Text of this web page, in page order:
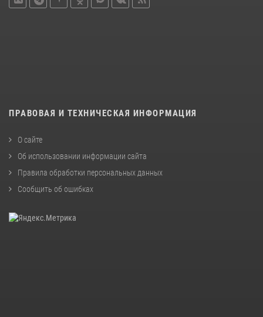
ПРАВОВАЯ И ТЕХНИЧЕСКАЯ ИНФОРМАЦИЯ
О сайте
Об использовании информации сайта
Правила обработки персональных данных
Сообщить об ошибках